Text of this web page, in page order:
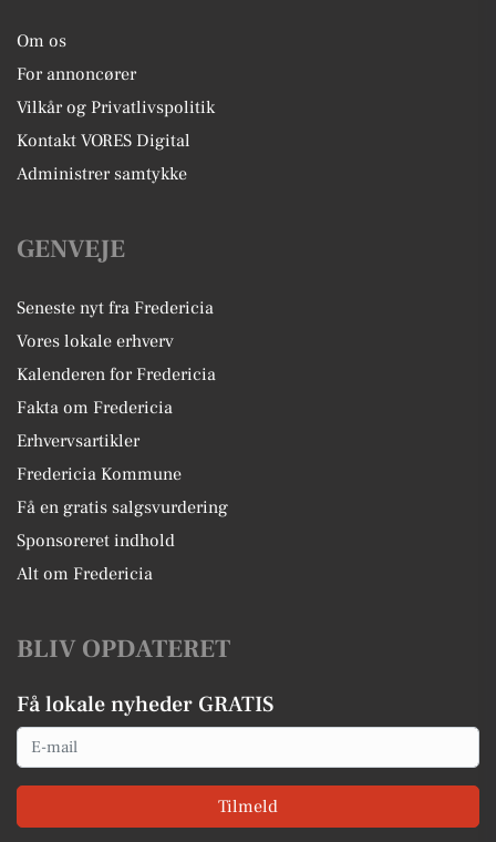
Om os
For annoncører
Vilkår og Privatlivspolitik
Kontakt VORES Digital
Administrer samtykke
GENVEJE
Seneste nyt fra Fredericia
Vores lokale erhverv
Kalenderen for Fredericia
Fakta om Fredericia
Erhvervsartikler
Fredericia Kommune
Få en gratis salgsvurdering
Sponsoreret indhold
Alt om Fredericia
BLIV OPDATERET
Få lokale nyheder GRATIS
Email
Tilmeld